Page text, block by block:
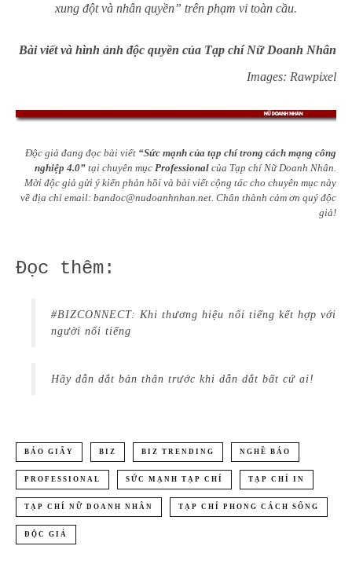
xung đột và nhân quyền” trên phạm vi toàn cầu.
Bài viết và hình ảnh độc quyền của Tạp chí Nữ Doanh Nhân
Images: Rawpixel
Độc giả đang đọc bài viết “Sức mạnh của tạp chí trong cách mạng công
nghiệp 4.0” tại chuyên mục Professional của Tạp chí Nữ Doanh Nhân.
Mời độc giả gửi ý kiến phản hồi và bài viết cộng tác cho chuyên mục này
về địa chỉ email: bandoc@nudoanhnhan.net. Chân thành cảm ơn quý độc
giả!
Đọc thêm:
#BIZCONNECT: Khi thương hiệu nổi tiếng kết hợp với
người nổi tiếng
Hãy dẫn dắt bản thân trước khi dẫn dắt bất cứ ai!
BÁO GIẤY BIZ BIZ TRENDING NGHỀ BÁO
PROFESSIONAL SỨC MẠNH TẠP CHÍ TẠP CHÍ IN
TẠP CHÍ NỮ DOANH NHÂN TẠP CHÍ PHONG CÁCH SỐNG
ĐỘC GIẢ